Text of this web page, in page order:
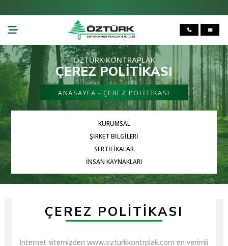
ÖZTÜRK KONTRAPLAK
ÇEREZ POLITIKASI
ANASAYFA - ÇEREZ POLITIKASI
KURUMSAL
ŞIRKET BILGILERI
SERTİFİKALAR
İNSAN KAYNAKLARI
ÇEREZ POLITIKASI
İnternet sitemizden www.ozturkkontrplak.com en verimli